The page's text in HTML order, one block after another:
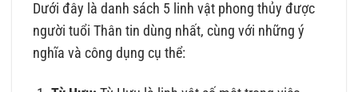
Dưới đây là danh sách 5 linh vật phong thủy được
người tuổi Thân tin dùng nhất, cùng với những ý
nghĩa và công dụng cụ thể: